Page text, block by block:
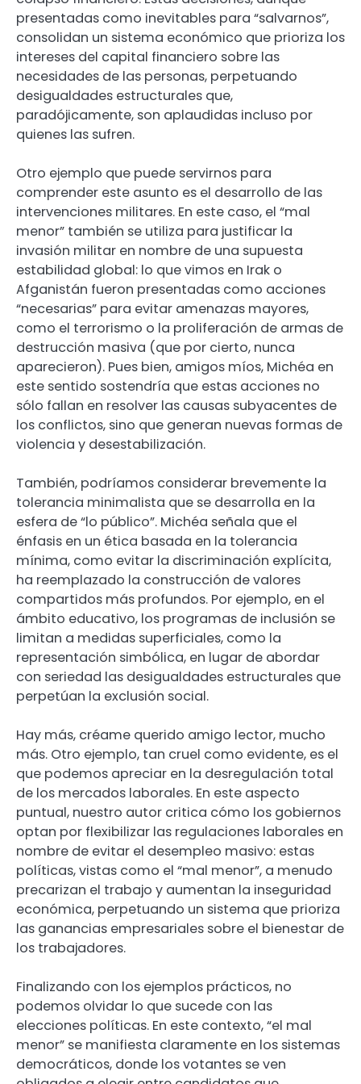
presentadas como inevitables para “salvarnos”,
consolidan un sistema económico que prioriza los
intereses del capital financiero sobre las
necesidades de las personas, perpetuando
desigualdades estructurales que,
paradójicamente, son aplaudidas incluso por
quienes las sufren.
Otro ejemplo que puede servirnos para
comprender este asunto es el desarrollo de las
intervenciones militares. En este caso, el “mal
menor” también se utiliza para justificar la
invasión militar en nombre de una supuesta
estabilidad global: lo que vimos en Irak o
Afganistán fueron presentadas como acciones
“necesarias” para evitar amenazas mayores,
como el terrorismo o la proliferación de armas de
destrucción masiva (que por cierto, nunca
aparecieron). Pues bien, amigos míos, Michéa en
este sentido sostendría que estas acciones no
sólo fallan en resolver las causas subyacentes de
los conflictos, sino que generan nuevas formas de
violencia y desestabilización.
También, podríamos considerar brevemente la
tolerancia minimalista que se desarrolla en la
esfera de “lo público”. Michéa señala que el
énfasis en un ética basada en la tolerancia
mínima, como evitar la discriminación explícita,
ha reemplazado la construcción de valores
compartidos más profundos. Por ejemplo, en el
ámbito educativo, los programas de inclusión se
limitan a medidas superficiales, como la
representación simbólica, en lugar de abordar
con seriedad las desigualdades estructurales que
perpetúan la exclusión social.
Hay más, créame querido amigo lector, mucho
más. Otro ejemplo, tan cruel como evidente, es el
que podemos apreciar en la desregulación total
de los mercados laborales. En este aspecto
puntual, nuestro autor critica cómo los gobiernos
optan por flexibilizar las regulaciones laborales en
nombre de evitar el desempleo masivo: estas
políticas, vistas como el “mal menor”, a menudo
precarizan el trabajo y aumentan la inseguridad
económica, perpetuando un sistema que prioriza
las ganancias empresariales sobre el bienestar de
los trabajadores.
Finalizando con los ejemplos prácticos, no
podemos olvidar lo que sucede con las
elecciones políticas. En este contexto, “el mal
menor” se manifiesta claramente en los sistemas
democráticos, donde los votantes se ven